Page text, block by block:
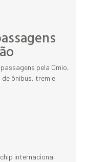
pela Omio,
ônibus, trem e
internacional